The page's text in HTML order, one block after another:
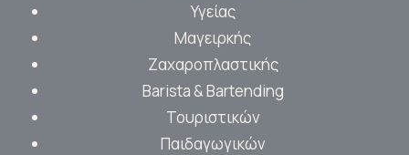
Υγείας
Μαγειρκής
Ζαχαροπλαστικής
Barista & Bartending
Τουριστικών
Παιδαγωγικών